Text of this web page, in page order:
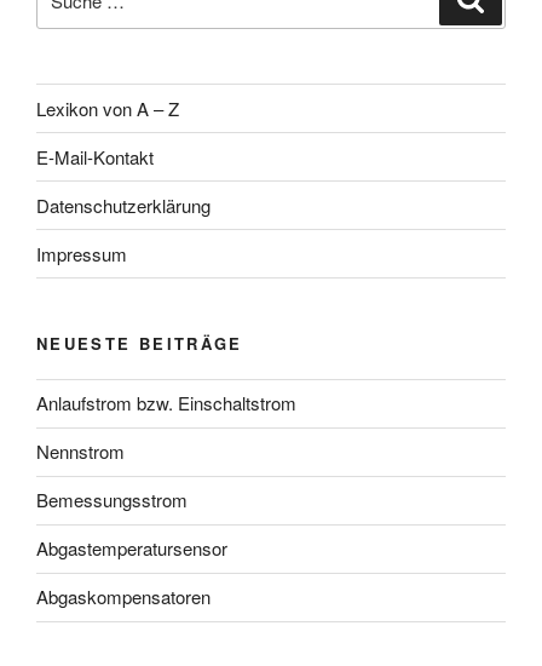
nach:
Lexikon von A – Z
E-Mail-Kontakt
Datenschutzerklärung
Impressum
NEUESTE BEITRÄGE
Anlaufstrom bzw. Einschaltstrom
Nennstrom
Bemessungsstrom
Abgastemperatursensor
Abgaskompensatoren